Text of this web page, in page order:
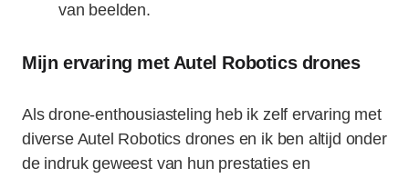
van beelden.
Mijn ervaring met Autel Robotics drones
Als drone-enthousiasteling heb ik zelf ervaring met
diverse Autel Robotics drones en ik ben altijd onder
de indruk geweest van hun prestaties en